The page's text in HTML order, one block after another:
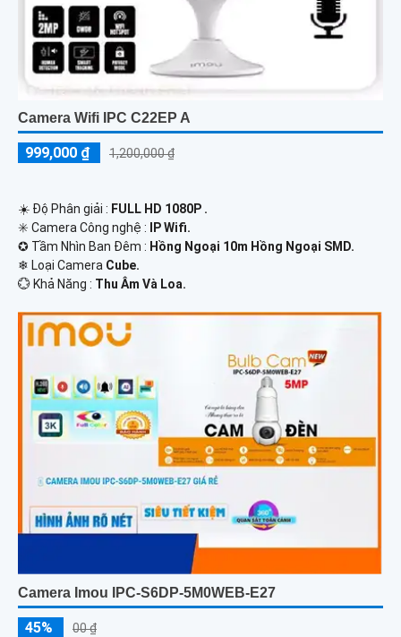
Camera Wifi IPC C22EP A
999,000 ₫ 1,200,000 ₫
☀️ Độ Phân giải : FULL HD 1080P .
✳️ Camera Công nghệ :
IP Wifi.
✪ Tầm Nhìn Ban Đêm : Hồng Ngoại 10m Hồng Ngoại SMD.
❄ Loại Camera Cube.
️💮 Khả Năng : Thu Âm Và Loa.
Camera Imou IPC-S6DP-5M0WEB-E27
45% 00 ₫